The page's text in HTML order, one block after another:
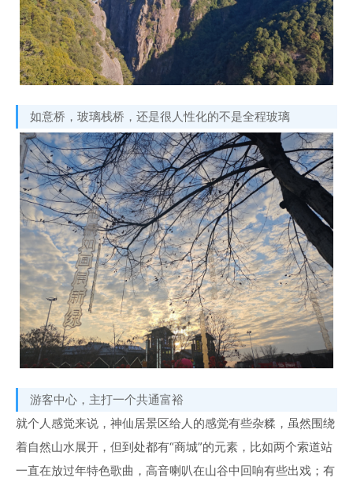
如意桥，玻璃栈桥，还是很人性化的不是全程玻璃
游客中心，主打一个共通富裕
就个人感觉来说，神仙居景区给人的感觉有些杂糅，虽然围绕
着自然山水展开，但到处都有“商城”的元素，比如两个索道站
一直在放过年特色歌曲，高音喇叭在山谷中回响有些出戏；有